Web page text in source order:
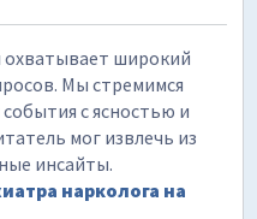
широкий
Мы стремимся
с ясностью и
мог извлечь из
инсайты.
нарколога на